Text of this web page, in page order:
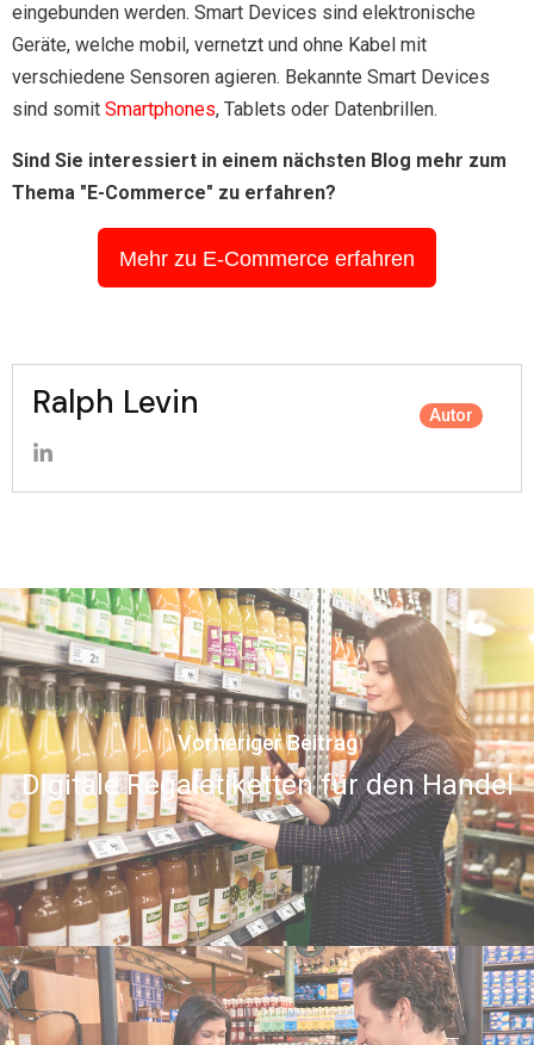
eingebunden werden. Smart Devices sind elektronische
Geräte, welche mobil, vernetzt und ohne Kabel mit
verschiedene Sensoren agieren. Bekannte Smart Devices
sind somit Smartphones, Tablets oder Datenbrillen.
Sind Sie interessiert in einem nächsten Blog mehr zum
Thema "E-Commerce" zu erfahren?
Mehr zu E-Commerce erfahren
Ralph Levin Autor
Vorheriger Beitrag
Digitale Regaletiketten für den Handel